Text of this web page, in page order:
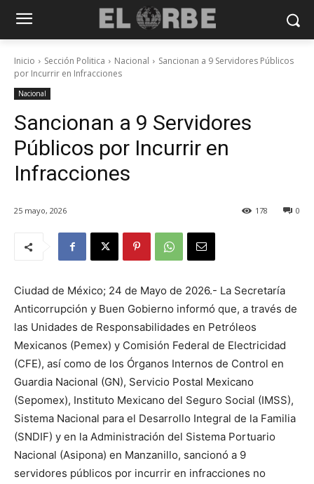
Inicio Sección Politica Nacional
Sancionan a 9 Servidores Públicos
por Incurrir en Infracciones
Nacional
Sancionan a 9 Servidores
Públicos por Incurrir en
Infracciones
25 mayo, 2026 0
178
Ciudad de México; 24 de Mayo de 2026.- La Secretaría
Anticorrupción y Buen Gobierno informó que, a través de
las Unidades de Responsabilidades en Petróleos
Mexicanos (Pemex) y Comisión Federal de Electricidad
(CFE), así como de los Órganos Internos de Control en
Guardia Nacional (GN), Servicio Postal Mexicano
(Sepomex), Instituto Mexicano del Seguro Social (IMSS),
Sistema Nacional para el Desarrollo Integral de la Familia
(SNDIF) y en la Administración del Sistema Portuario
Nacional (Asipona) en Manzanillo, sancionó a 9
servidores públicos por incurrir en infracciones no